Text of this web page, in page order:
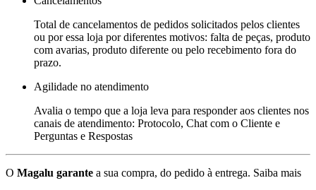
Total de cancelamentos de pedidos solicitados pelos clientes
ou por essa loja por diferentes motivos: falta de peças, produto
com avarias, produto diferente ou pelo recebimento fora do
prazo.
Agilidade no atendimento
Avalia o tempo que a loja leva para responder aos clientes nos
canais de atendimento: Protocolo, Chat com o Cliente e
Perguntas e Respostas
O Magalu garante a sua compra, do pedido à entrega. Saiba mais